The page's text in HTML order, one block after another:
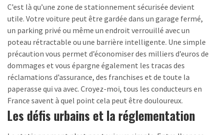
C’est là qu’une zone de stationnement sécurisée devient
utile. Votre voiture peut être gardée dans un garage fermé,
un parking privé ou même un endroit verrouillé avec un
poteau rétractable ou une barrière intelligente. Une simple
précaution vous permet d’économiser des milliers d’euros de
dommages et vous épargne également les tracas des
réclamations d’assurance, des franchises et de toute la
paperasse qui va avec. Croyez-moi, tous les conducteurs en
France savent à quel point cela peut être douloureux.
Les défis urbains et la réglementation